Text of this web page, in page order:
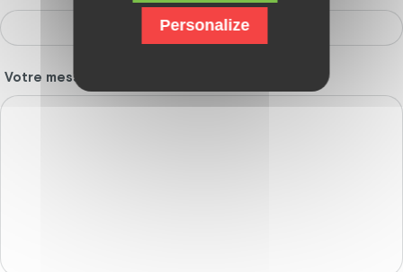
Votre message *
Personalize